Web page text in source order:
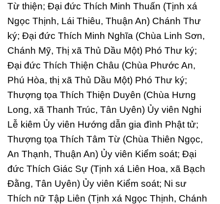
Từ thiện; Đại đức Thích Minh Thuấn (Tịnh xá
Ngọc Thịnh, Lái Thiêu, Thuận An) Chánh Thư
ký; Đại đức Thích Minh Nghĩa (Chùa Linh Sơn,
Chánh Mỹ, Thị xã Thủ Dầu Một) Phó Thư ký;
Đại đức Thích Thiện Châu (Chùa Phước An,
Phú Hòa, thị xã Thủ Dầu Một) Phó Thư ký;
Thượng tọa Thích Thiện Duyên (Chùa Hưng
Long, xã Thanh Trúc, Tân Uyên) Ủy viên Nghi
Lễ kiêm Ủy viên Hướng dẫn gia đình Phật tử;
Thượng tọa Thích Tâm Từ (Chùa Thiên Ngọc,
An Thạnh, Thuận An) Ủy viên Kiểm soát; Đại
đức Thích Giác Sự (Tịnh xá Liên Hoa, xã Bạch
Đằng, Tân Uyên) Ủy viên Kiểm soát; Ni sư
Thích nữ Tập Liên (Tịnh xá Ngọc Thịnh, Chánh